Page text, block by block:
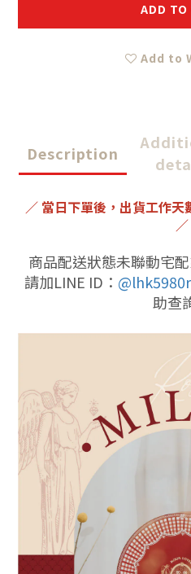
ADD TO
Add to
Description
／ 當日下單後，出貨工作
／
商品配送狀態未聯動宅
請加LINE ID： @lhk5980r
助查